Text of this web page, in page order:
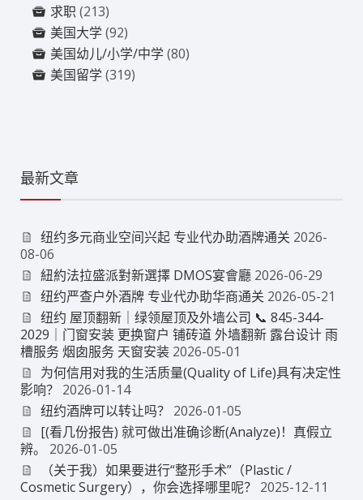
求职 (213)
美国大学(92)
美国幼儿/小学/中学(80)
美国留学(319)
最新文章
纽约多元商业空间兴起 专业代办助酒牌通关 2026-
08-06
紐約法拉盛派對新選擇 DMOS宴會廳 2026-06-29
纽约严查户外酒牌 专业代办助华商通关 2026-05-21
纽约 屋顶翻新｜绿领屋顶及外墙公司 📞 845-344-
2029｜门窗安装 更换窗户 铺砖道 外墙翻新 露台设计 雨
槽服务 烟囱服务 天窗安装 2026-05-01
为何信用对我的生活质量(Quality of Life)具有决定性
影响？ 2026-01-14
纽约酒牌可以转让吗？ 2026-01-05
[(看几份报告) 就可做出准确诊断(Analyze)！真假立
辨。
2026-01-05
（关于我）如果要进行“整形手术”（Plastic /
Cosmetic Surgery），你会选择哪里呢？ 2025-12-11